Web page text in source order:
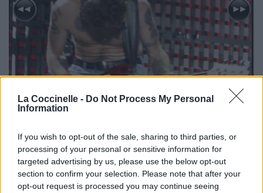
La Coccinelle - Do Not Process My Personal
Information
If you wish to opt-out of the sale, sharing to third parties, or
processing of your personal or sensitive information for
targeted advertising by us, please use the below opt-out
section to confirm your selection. Please note that after your
opt-out request is processed you may continue seeing